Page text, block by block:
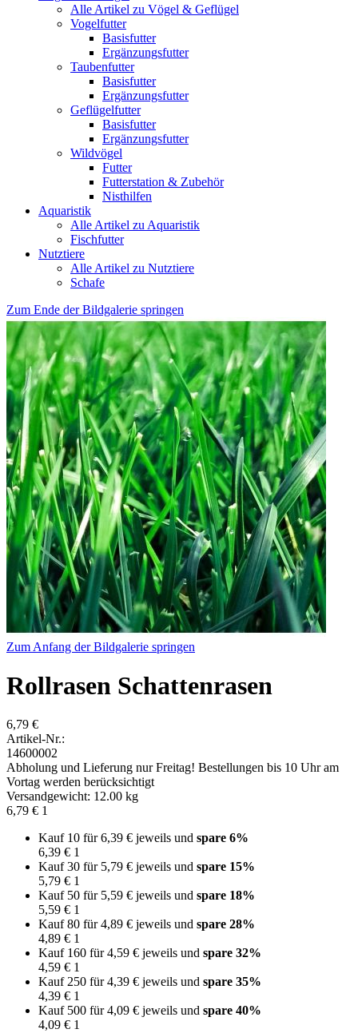
Alle Artikel zu Vögel & Geflügel
Vogelfutter
Basisfutter
Ergänzungsfutter
Taubenfutter
Basisfutter
Ergänzungsfutter
Geflügelfutter
Basisfutter
Ergänzungsfutter
Wildvögel
Futter
Futterstation & Zubehör
Nisthilfen
Aquaristik
Alle Artikel zu Aquaristik
Fischfutter
Nutztiere
Alle Artikel zu Nutztiere
Schafe
Zum Ende der Bildgalerie springen
Zum Anfang der Bildgalerie springen
Rollrasen Schattenrasen
6,79 €
Artikel-Nr.:
14600002
Abholung und Lieferung nur Freitag! Bestellungen bis 10 Uhr am
Vortag werden berücksichtigt
Versandgewicht: 12.00 kg
6,79 € 1
Kauf 10 für6,39 € jeweils und spare 6%
6,39 € 1
Kauf 30 für 5,79 € jeweils und spare 15%
5,79 € 1
Kauf 50 für 5,59 € jeweils und spare 18%
5,59 € 1
Kauf 80 für4,89 € jeweils und spare 28%
4,89 € 1
Kauf 160 für4,59 € jeweils und spare 32%
4,59 € 1
Kauf 250 für4,39 € jeweils und spare 35%
4,39 € 1
Kauf 500 für4,09 € jeweils und spare 40%
4,09 € 1